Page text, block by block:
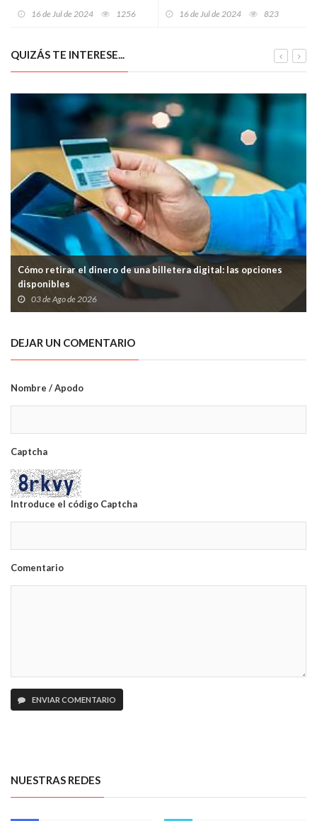
16 de Jul de 2024 1256 16 de Jul de 2024 823
QUIZÁS TE INTERESE...
Cómo retirar el dinero de una billetera digital: las opciones
disponibles
03 de Ago de 2026
DEJAR UN COMENTARIO
Nombre / Apodo
Captcha
Introduce el código Captcha
Comentario
ENVIAR COMENTARIO
NUESTRAS REDES